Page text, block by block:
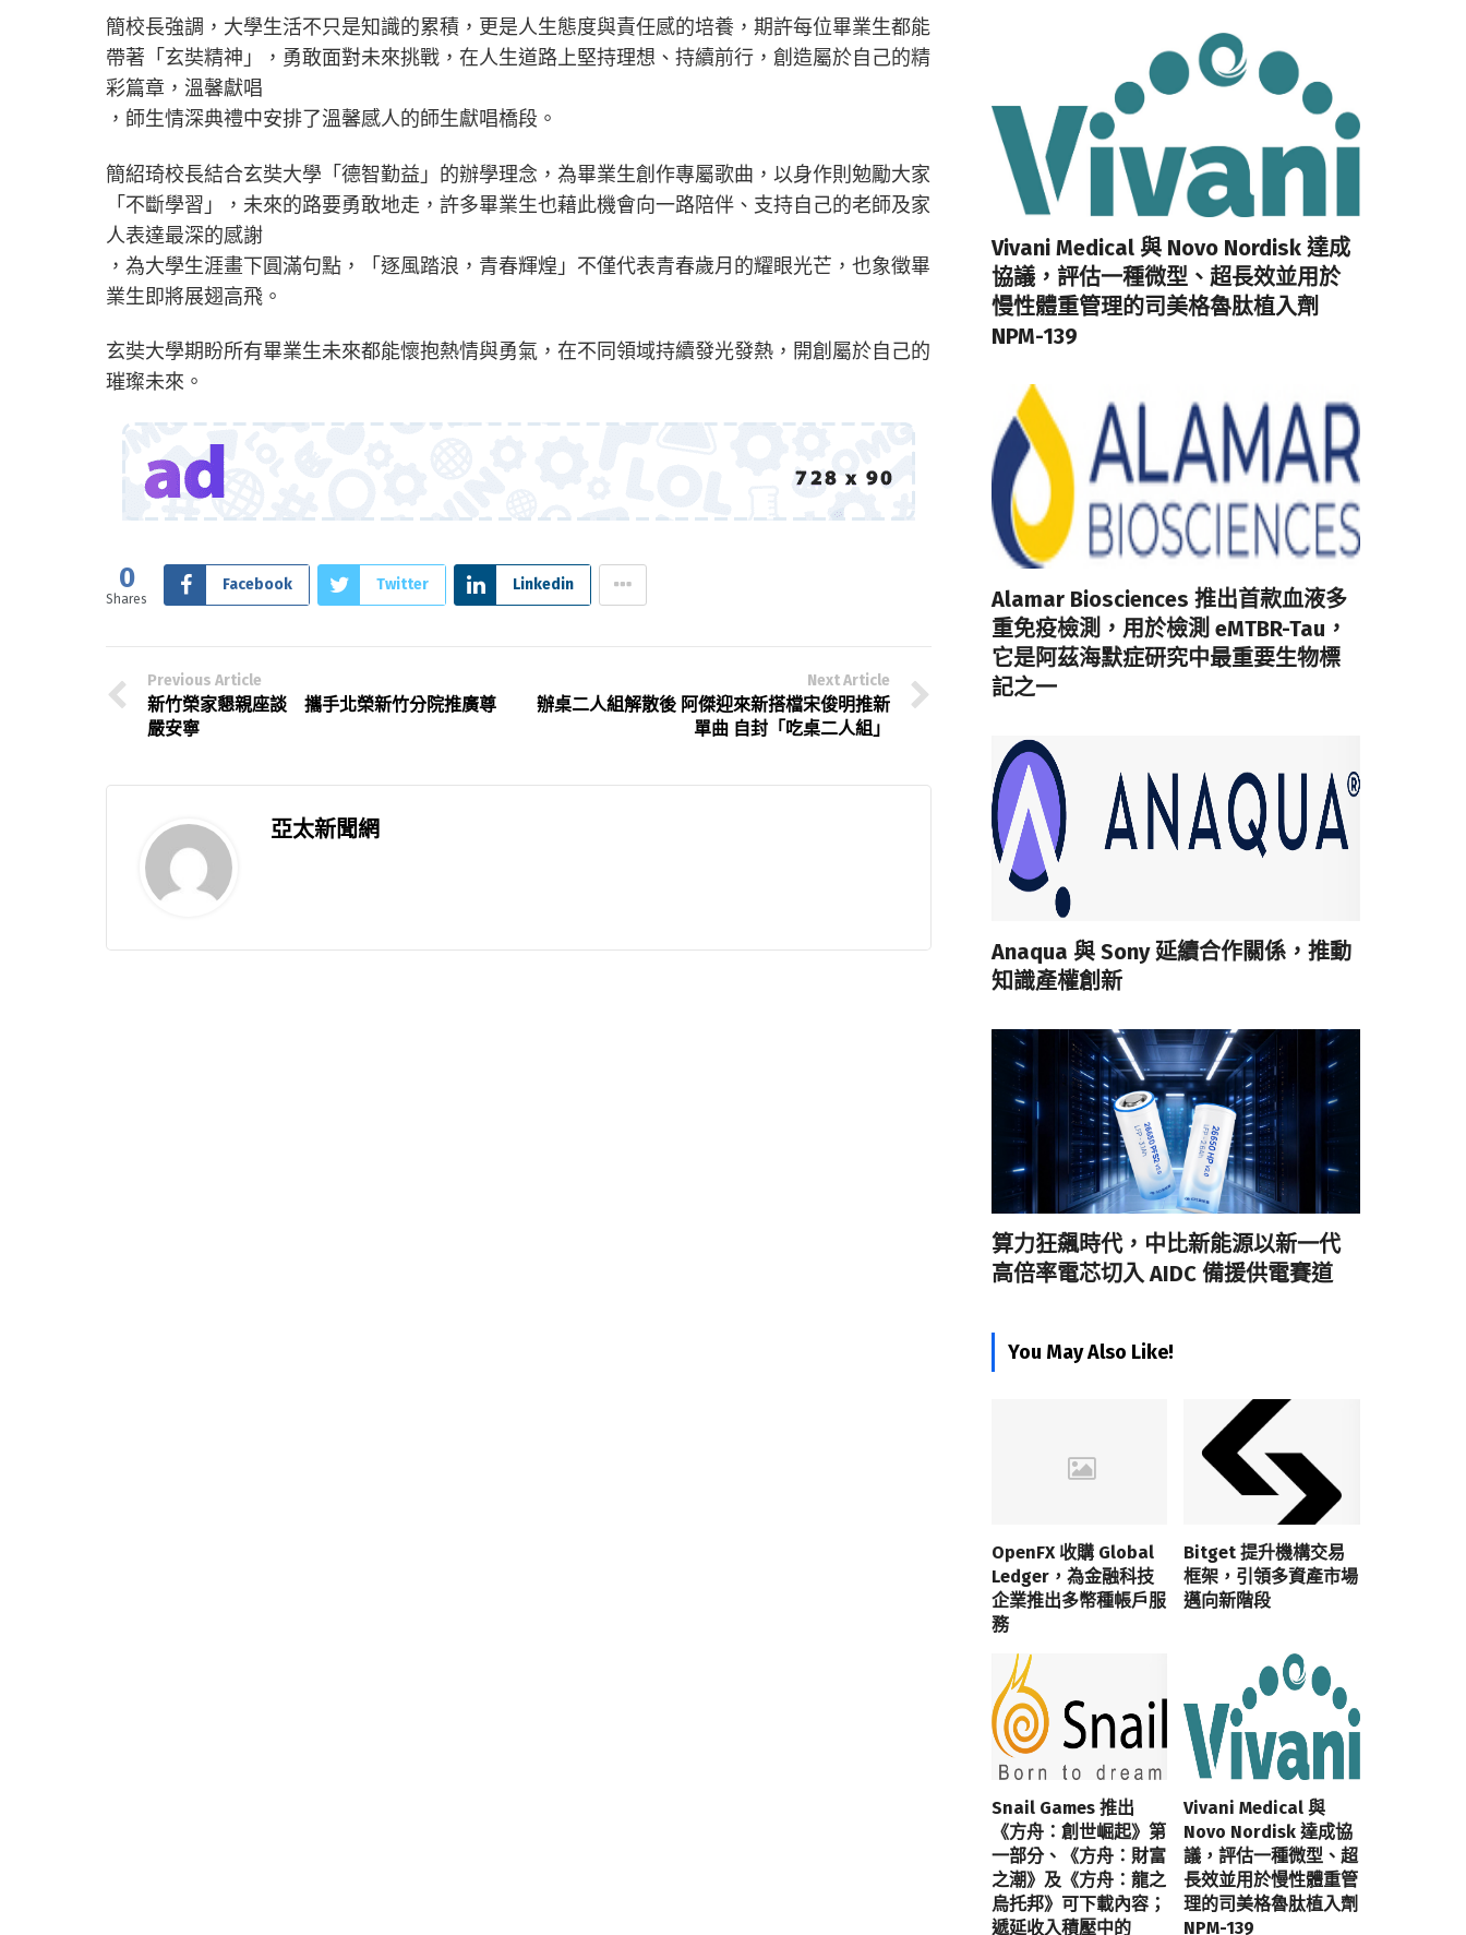
簡校長強調，大學生活不只是知識的累積，更是人生態度與責任感的培養，期許每位畢業生都能
帶著「玄奘精神」，勇敢面對未來挑戰，在人生道路上堅持理想、持續前行，創造屬於自己的精
彩篇章，溫馨獻唱
，師生情深典禮中安排了溫馨感人的師生獻唱橋段。
簡紹琦校長結合玄奘大學「德智勤益」的辦學理念，為畢業生創作專屬歌曲，以身作則勉勵大家
「不斷學習」，未來的路要勇敢地走，許多畢業生也藉此機會向一路陪伴、支持自己的老師及家
人表達最深的感謝
，為大學生涯畫下圓滿句點，「逐風踏浪，青春輝煌」不僅代表青春歲月的耀眼光芒，也象徵畢
業生即將展翅高飛。
玄奘大學期盼所有畢業生未來都能懷抱熱情與勇氣，在不同領域持續發光發熱，開創屬於自己的
璀璨未來。
0
Shares
Facebook Twitter Linkedin
Previous Article
新竹榮家懇親座談 攜手北榮新竹分院推廣尊
嚴安寧
Next Article
辦桌二人組解散後 阿傑迎來新搭檔宋俊明推新
單曲 自封「吃桌二人組」
亞太新聞網
Vivani Medical 與 Novo Nordisk 達成
協議，評估一種微型、超長效並用於
慢性體重管理的司美格魯肽植入劑
NPM-139
Alamar Biosciences 推出首款血液多
重免疫檢測，用於檢測 eMTBR-Tau，
它是阿茲海默症研究中最重要生物標
記之一
Anaqua 與 Sony 延續合作關係，推動
知識產權創新
算力狂飆時代，中比新能源以新一代
高倍率電芯切入 AIDC 備援供電賽道
You May Also Like!
OpenFX 收購 Global
Ledger，為金融科技
企業推出多幣種帳戶服
務
Bitget 提升機構交易
框架，引領多資產市場
邁向新階段
Snail Games 推出
《方舟：創世崛起》第
一部分、《方舟：財富
之潮》及《方舟：龍之
烏托邦》可下載內容；
遞延收入積壓中的
Vivani Medical 與
Novo Nordisk 達成協
議，評估一種微型、超
長效並用於慢性體重管
理的司美格魯肽植入劑
NPM-139